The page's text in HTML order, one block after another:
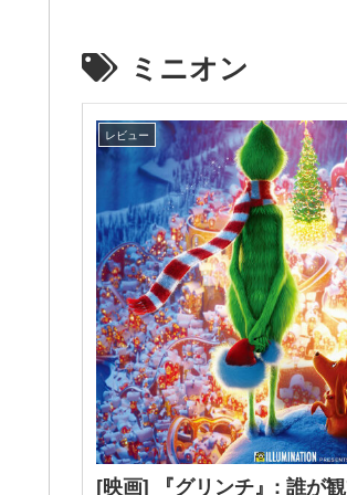
ミニオン
レビュー
[映画] 『グリンチ』: 誰が